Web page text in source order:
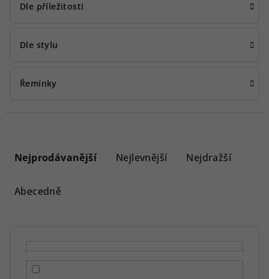
Dle příležitosti
Dle stylu
Řemínky
Nejprodávanější Nejlevnější Nejdražší
Abecedně